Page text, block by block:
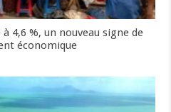
4,6 %, un nouveau signe de
économique